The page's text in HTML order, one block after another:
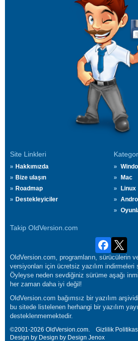
Site Linkleri
Hakkımızda
Bize ulaşın
Roadmap
Destekleyiciler
Mac
Linux
Takip OldVersion.com
OldVersion.com, programların, sürücülerin
versiyonları için ücretsiz yazılım indirmeleri
Öyleyse neden sevdiğiniz sürüme aşağı
her zaman daha iyi değil!
OldVersion.com bağımsız bir yazılım
bu sitede listelenen herhangi bir yazılım
desteklenmemektedir.
©2001-2026 OldVersion.com. Gizlilik
Design by Design by Design Jenox